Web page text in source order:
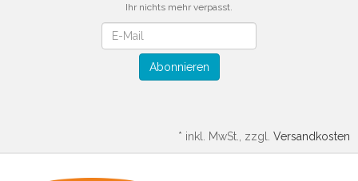
Ihr nichts mehr verpasst.
Abonnieren
* inkl. MwSt., zzgl. Versandkosten